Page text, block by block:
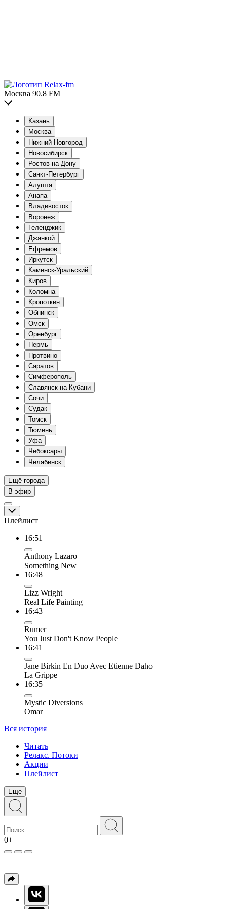
Москва 90.8 FM
Казань
Москва
Нижний Новгород
Новосибирск
Ростов-на-Дону
Санкт-Петербург
Алушта
Анапа
Владивосток
Воронеж
Геленджик
Джанкой
Ефремов
Иркутск
Каменск-Уральский
Киров
Коломна
Кропоткин
Обнинск
Омск
Оренбург
Пермь
Протвино
Саратов
Симферополь
Славянск-на-Кубани
Сочи
Судак
Томск
Тюмень
Уфа
Чебоксары
Челябинск
Ещё города
В эфир
Плейлист
16:51
Anthony Lazaro
Something New
16:48
Lizz Wright
Real Life Painting
16:43
Rumer
You Just Don't Know People
16:41
Jane Birkin En Duo Avec Etienne Daho
La Grippe
16:35
Mystic Diversions
Omar
Вся история
Читать
Релакс. Потоки
Акции
Плейлист
Еще
0+